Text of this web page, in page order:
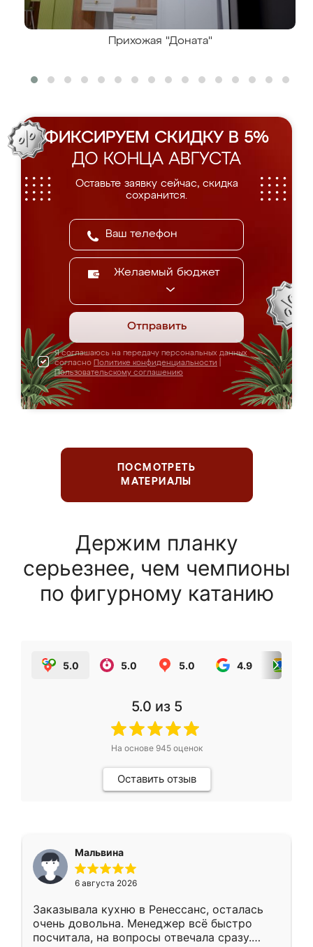
Прихожая "Доната"
ФИКСИРУЕМ СКИДКУ В 5%
ДО КОНЦА АВГУСТА
Оставьте заявку сейчас, скидка
сохранится.
Желаемый бюджет
Отправить
Я соглашаюсь на передачу персональных данных
согласно Политике конфиденциальности
Пользовательскому соглашению
ПОСМОТРЕТЬ
МАТЕРИАЛЫ
Держим планку
серьезнее, чем чемпионы
по фигурному катанию
5.0 5.0 5.0 4.9
5.0 из 5
На основе 945оценок
Оставить отзыв
Мальвина
6 августа 2026
Заказывала кухню в Ренессанс, осталась
очень довольна. Менеджер всё быстро
посчитала, на вопросы отвечала сразу.